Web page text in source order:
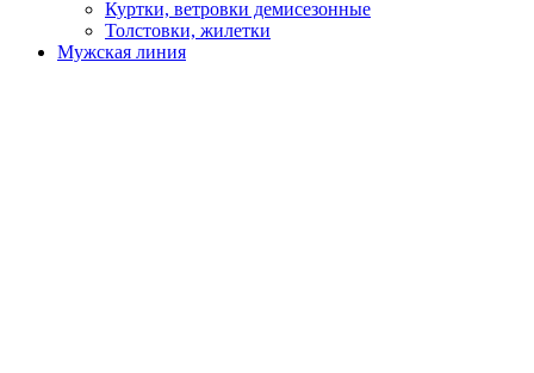
Куртки, ветровки демисезонные
Толстовки, жилетки
Мужская линия